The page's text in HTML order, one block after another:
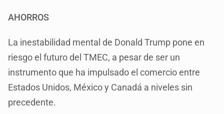
AHORROS
La inestabilidad mental de Donald Trump pone en
riesgo el futuro del TMEC, a pesar de ser un
instrumento que ha impulsado el comercio entre
Estados Unidos, México y Canadá a niveles sin
precedente.